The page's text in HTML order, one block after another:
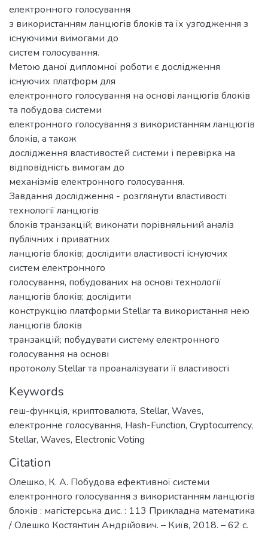
електронного голосування
з використанням ланцюгів блоків та їх узгодження з
існуючими вимогами до
систем голосування.
Метою даної дипломної роботи є дослідження
існуючих платформ для
електронного голосування на основі ланцюгів блоків
та побудова системи
електронного голосування з використанням ланцюгів
блоків, а також
дослідження властивостей системи і перевірка на
відповідність вимогам до
механізмів електронного голосування.
Завдання дослідження - розглянути властивості
технології ланцюгів
блоків транзакцій; виконати порівняльний аналіз
публічних і приватних
ланцюгів блоків; дослідити властивості існуючих
систем електронного
голосування, побудованих на основі технології
ланцюгів блоків; дослідити
конструкцію платформи Stellar та використання нею
ланцюгів блоків
транзакцій; побудувати систему електронного
голосування на основі
протоколу Stellar та проаналізувати її властивості
Keywords
геш-функція, криптовалюта, Stellar, Waves,
електронне голосування, Hash-Function, Cryptocurrency,
Stellar, Waves, Electronic Voting
Citation
Олешко, К. А. Побудова ефективної системи
електронного голосування з використанням ланцюгів
блоків : магістерська дис. : 113 Прикладна математика
/ Олешко Костянтин Андрійович. – Київ, 2018. – 62 с.